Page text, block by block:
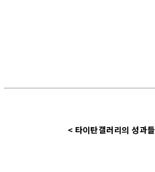
< 타이탄갤러리의 성과